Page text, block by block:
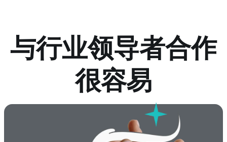
与行业领导者合作
很容易